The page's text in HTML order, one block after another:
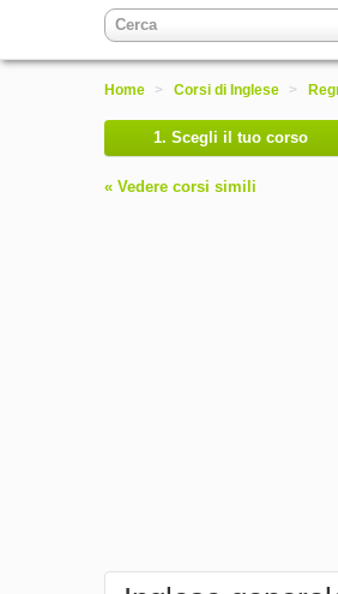
Cerca
Home > Corsi di Inglese >
1. Scegli il tuo corso
« Vedere corsi simili